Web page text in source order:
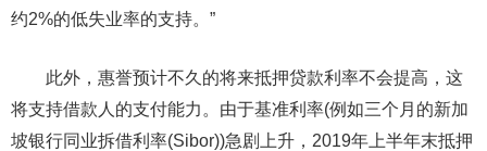
约2%的低失业率的支持。”
此外，惠誉预计不久的将来抵押贷款利率不会提高，这
将支持借款人的支付能力。由于基准利率(例如三个月的新加
坡银行同业拆借利率(Sibor))急剧上升，2019年上半年末抵押